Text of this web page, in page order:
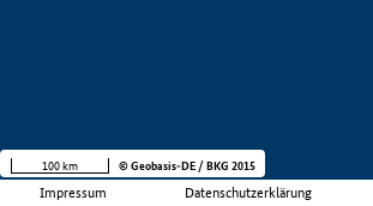
Impressum Datenschutzerklärung
100 km © Geobasis-DE / BKG 2015